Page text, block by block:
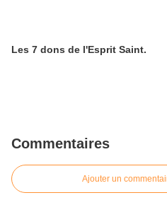
Les 7 dons de l'Esprit Saint.
Commentaires
Ajouter un